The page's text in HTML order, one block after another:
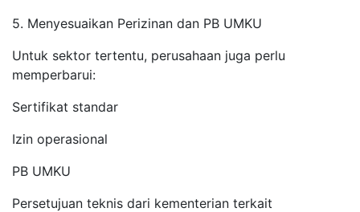
5. Menyesuaikan Perizinan dan PB UMKU
Untuk sektor tertentu, perusahaan juga perlu
memperbarui:
Sertifikat standar
Izin operasional
PB UMKU
Persetujuan teknis dari kementerian terkait